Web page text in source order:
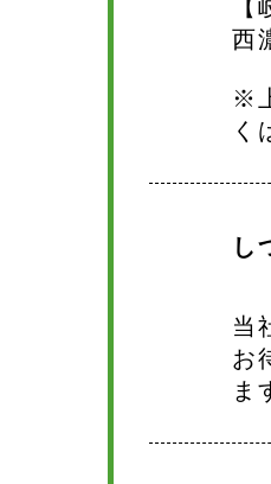
西
※
く
し
当
お
ま